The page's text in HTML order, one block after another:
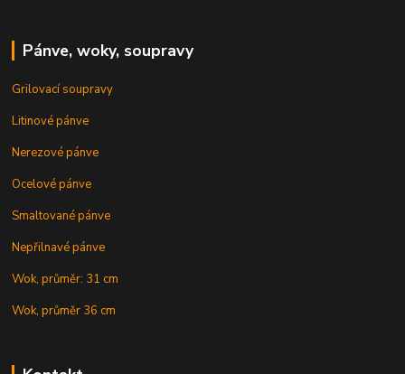
Pánve, woky, soupravy
Grilovací soupravy
Litinové pánve
Nerezové pánve
Ocelové pánve
Smaltované pánve
Nepřilnavé pánve
Wok, průměr: 31 cm
Wok, průměr 36 cm